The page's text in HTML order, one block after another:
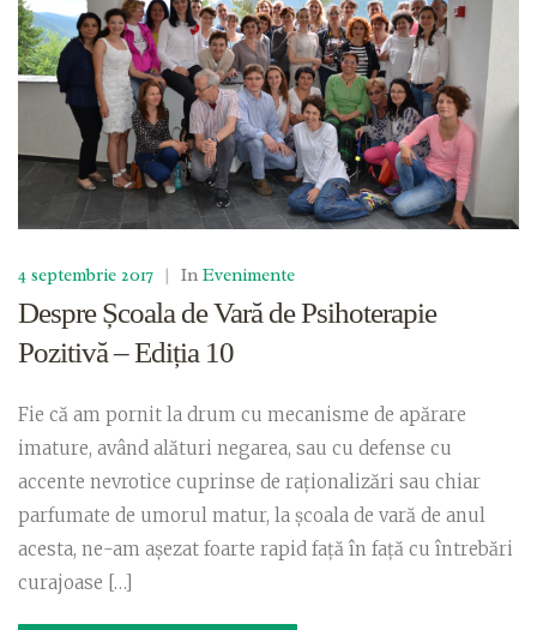
4 septembrie 2017 | In Evenimente
Despre Școala de Vară de Psihoterapie
Pozitivă – Ediția 10
Fie că am pornit la drum cu mecanisme de apărare
imature, având alături negarea, sau cu defense cu
accente nevrotice cuprinse de raționalizări sau chiar
parfumate de umorul matur, la școala de vară de anul
acesta, ne-am așezat foarte rapid față în față cu întrebări
curajoase […]